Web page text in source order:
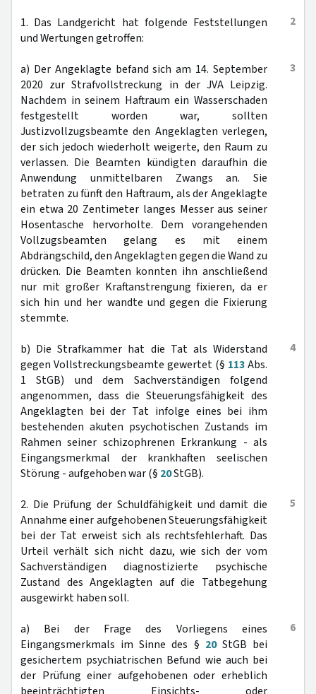
2
1. Das Landgericht hat folgende Feststellungen
und Wertungen getroffen:
3
a) Der Angeklagte befand sich am 14. September
2020 zur Strafvollstreckung in der JVA Leipzig.
Nachdem in seinem Haftraum ein Wasserschaden
festgestellt worden war, sollten
Justizvollzugsbeamte den Angeklagten verlegen,
der sich jedoch wiederholt weigerte, den Raum zu
verlassen. Die Beamten kündigten daraufhin die
Anwendung unmittelbaren Zwangs an. Sie
betraten zu fünft den Haftraum, als der Angeklagte
ein etwa 20 Zentimeter langes Messer aus seiner
Hosentasche hervorholte. Dem vorangehenden
Vollzugsbeamten gelang es mit einem
Abdrängschild, den Angeklagten gegen die Wand zu
drücken. Die Beamten konnten ihn anschließend
nur mit großer Kraftanstrengung fixieren, da er
sich hin und her wandte und gegen die Fixierung
stemmte.
4
b) Die Strafkammer hat die Tat als Widerstand
gegen Vollstreckungsbeamte gewertet (§ 113Abs.
1 StGB) und dem Sachverständigen folgend
angenommen, dass die Steuerungsfähigkeit des
Angeklagten bei der Tat infolge eines bei ihm
bestehenden akuten psychotischen Zustands im
Rahmen seiner schizophrenen Erkrankung - als
Eingangsmerkmal der krankhaften seelischen
Störung - aufgehoben war (§ 20StGB).
5
2. Die Prüfung der Schuldfähigkeit und damit die
Annahme einer aufgehobenen Steuerungsfähigkeit
bei der Tat erweist sich als rechtsfehlerhaft. Das
Urteil verhält sich nicht dazu, wie sich der vom
Sachverständigen diagnostizierte psychische
Zustand des Angeklagten auf die Tatbegehung
ausgewirkt haben soll.
6
a) Bei der Frage des Vorliegens eines
Eingangsmerkmals im Sinne des § 20StGB bei
gesichertem psychiatrischen Befund wie auch bei
der Prüfung einer aufgehobenen oder erheblich